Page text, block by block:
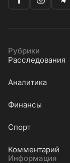
Рубрики
Расследования
Аналитика
Финансы
Cпорт
Комментарий
Информация